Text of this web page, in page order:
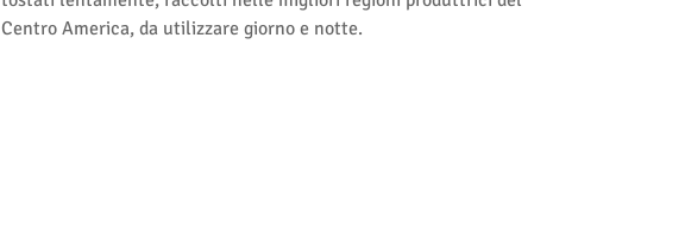
Centro America, da utilizzare giorno e notte.